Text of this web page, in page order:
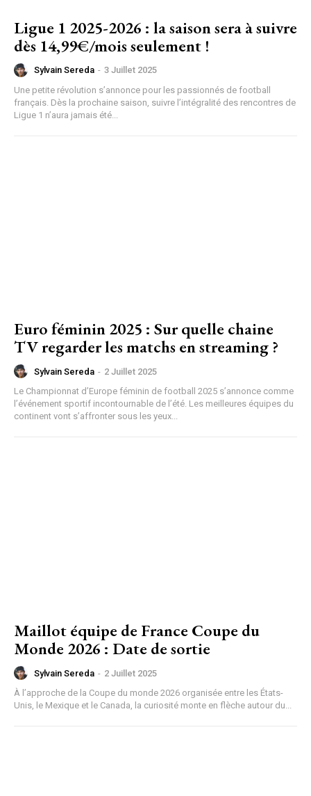
Ligue 1 2025-2026 : la saison sera à suivre
dès 14,99€/mois seulement !
Sylvain Sereda - 3 Juillet 2025
Une petite révolution s’annonce pour les passionnés de football
français. Dès la prochaine saison, suivre l’intégralité des rencontres de
Ligue 1 n’aura jamais été...
Euro féminin 2025 : Sur quelle chaine
TV regarder les matchs en streaming ?
Sylvain Sereda - 2 Juillet 2025
Le Championnat d’Europe féminin de football 2025 s’annonce comme
l’événement sportif incontournable de l’été. Les meilleures équipes du
continent vont s’affronter sous les yeux...
Maillot équipe de France Coupe du
Monde 2026 : Date de sortie
Sylvain Sereda - 2 Juillet 2025
À l’approche de la Coupe du monde 2026 organisée entre les États-
Unis, le Mexique et le Canada, la curiosité monte en flèche autour du...